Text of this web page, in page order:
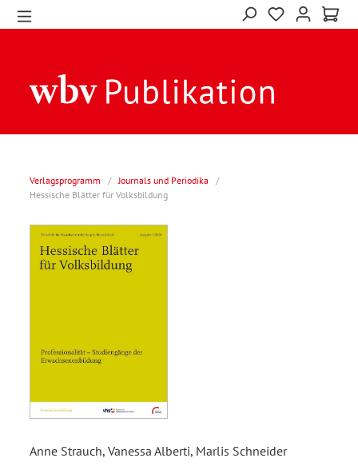
Verlagsprogramm / Journals und Periodika
/
Hessische Blätter für Volksbildung
Anne Strauch, Vanessa Alberti, Marlis Schneider